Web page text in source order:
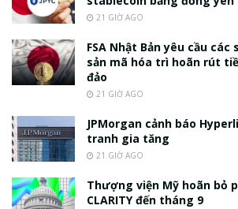
21 GIỜ AGO
FSA Nhật Bản yêu cầu
sản mã hóa trì hoãn rút
đảo
21 GIỜ AGO
JPMorgan cảnh báo
tranh gia tăng
21 GIỜ AGO
Thượng viện Mỹ hoãn bỏ
CLARITY đến tháng 9